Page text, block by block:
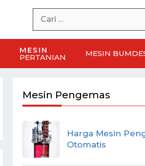
MESIN
PERTANIAN MESIN
Mesin Pengemas
Harga Mesin
Otomatis